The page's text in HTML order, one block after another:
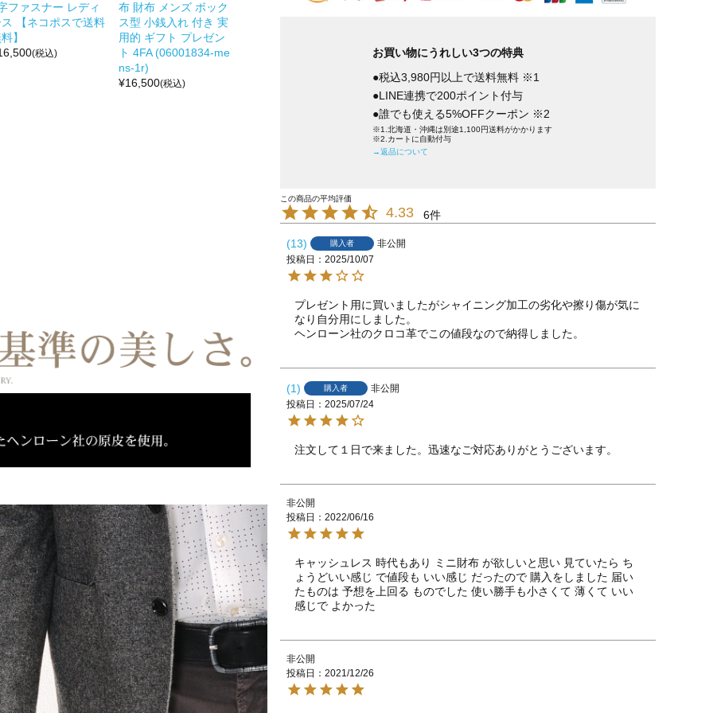
ファスナー レディ
【ネコポスで送料
】
(税込)
布 財布 メンズ ボック
ス型 小銭入れ 付き 実
用的 ギフト プレゼン
ト 4FA (06001834-me
ns-1r)
¥16,500(税込)
お買い物にうれしい3つの特典
●税込3,980円以上で送料無料 ※1
●LINE連携で200ポイント付与
●誰でも使える5%OFFクーポン ※2
※1.北海道・沖縄は別途1,100円送料がかかります
※2.カートに自動付与
→返品について
4.33 6
13 購入者
非公開
投稿日
2025/10/07
プレゼント用に買いましたがシャイニング加工の劣化や擦り傷が気に
なり自分用にしました。
ヘンローン社のクロコ革でこの値段なので納得しました。
1 購入者
非公開
投稿日
2025/07/24
注文して１日で来ました。迅速なご対応ありがとうございます。
非公開
投稿日
2022/06/16
キャッシュレス 時代もあり ミニ財布 が欲しいと思い 見ていたら ち
ょうどいい感じ で値段も いい感じ だったので 購入をしました 届い
たものは 予想を上回る ものでした 使い勝手も小さくて 薄くて いい
感じで よかった
非公開
投稿日
2021/12/26